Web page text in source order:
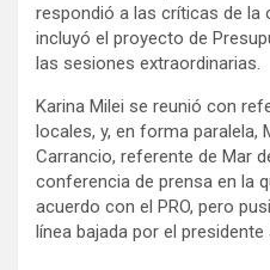
respondió a las críticas de la
incluyó el proyecto de
las sesiones extraordinarias.
Karina Milei se reunió con
locales, y, en forma paralela,
Carrancio, referente de Mar
conferencia de prensa en la
acuerdo con el PRO, pero
línea bajada por el presidente